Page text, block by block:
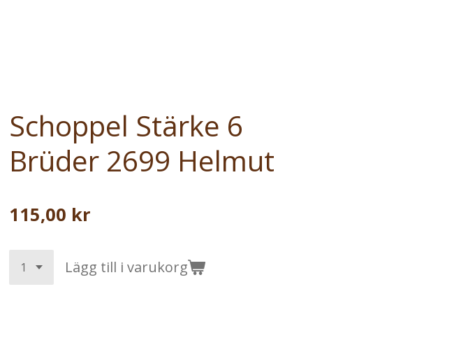
Schoppel Stärke 6
Brüder 2699 Helmut
115,00 kr
Lägg till i varukorg